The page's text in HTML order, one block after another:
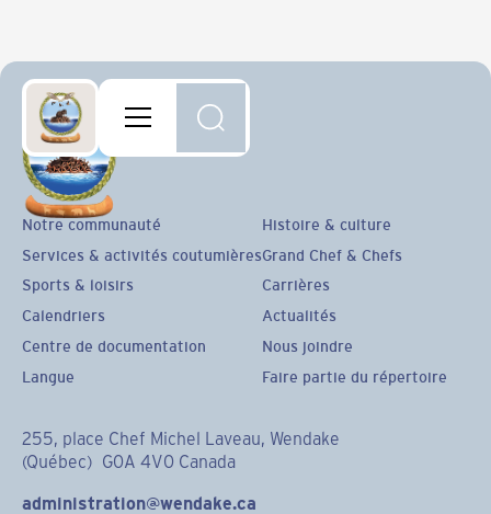
255, place Chef Michel Laveau, Wendake
(Québec) G0A 4V0 Canada
administration@wendake.ca
Notre communauté
Services & activités coutumières
Sports & loisirs
Calendriers
Centre de documentation
Langue
Histoire & culture
Grand Chef & Chefs
Carrières
Actualités
Nous joindre
Faire partie du répertoire